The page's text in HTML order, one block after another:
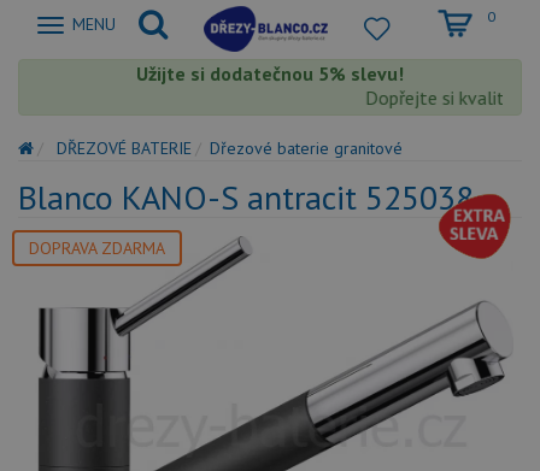
Zobrazit
MENU 0
Užijte si dodatečnou 5% slevu!
Dopřejte si kvalitu
DŘEZOVÉ BATERIE Dřezové baterie granitové
Blanco KANO-S antracit 525038
DOPRAVA ZDARMA